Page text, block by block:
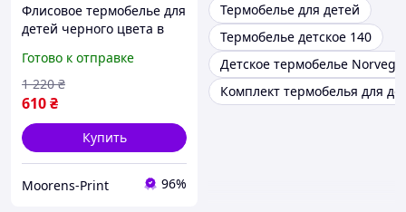
Флисовое термобелье для
детей черного цвета в
для девочек и мальчиков
Moor-р
Готово к отправке
610₴
1 220 ₴
Купить
Moorens-Print 96%
Термобелье для детей
Термобелье детское 140
Детское термобелье Norveg
Комплект термобелья для